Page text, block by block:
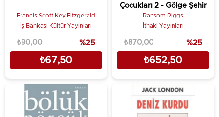
Francis Scott Key Fitzgerald
İş Bankası Kültür Yayınları
₺67,50
₺90,00 %25
Çocukları 2 - Gölge Şehir
Ransom Riggs
İthaki Yayınları
₺652,50
₺870,00 %25